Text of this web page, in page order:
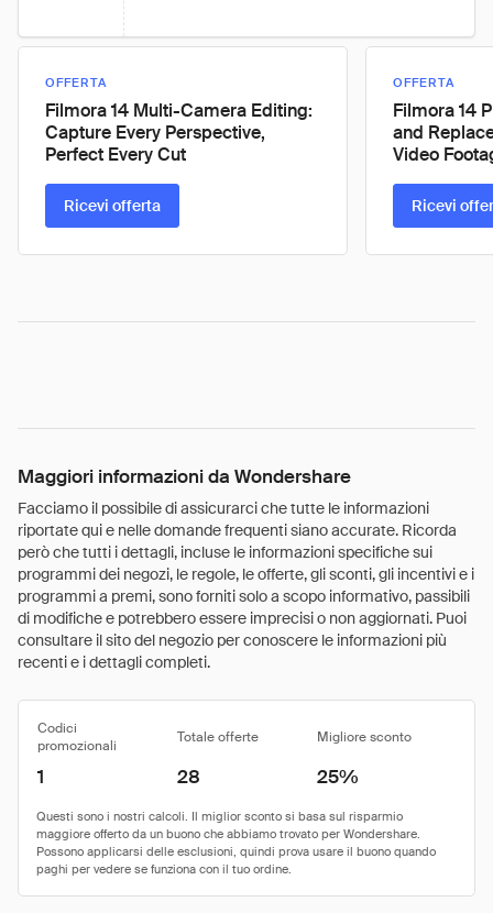
OFFERTA
Filmora 14 Multi-Camera Editing:
Capture Every Perspective,
Perfect Every Cut
Ricevi offerta
OFFERTA
Filmora 14
and
Video
Ricevi
Maggiori informazioni da Wondershare
Facciamo il possibile di assicurarci che tutte le informazioni
riportate qui e nelle domande frequenti siano accurate. Ricorda
però che tutti i dettagli, incluse le informazioni specifiche sui
programmi dei negozi, le regole, le offerte, gli sconti, gli incentivi e i
programmi a premi, sono forniti solo a scopo informativo, passibili
di modifiche e potrebbero essere imprecisi o non aggiornati. Puoi
consultare il sito del negozio per conoscere le informazioni più
recenti e i dettagli completi.
Codici
promozionali
Totale offerte Migliore sconto
1 28 25%